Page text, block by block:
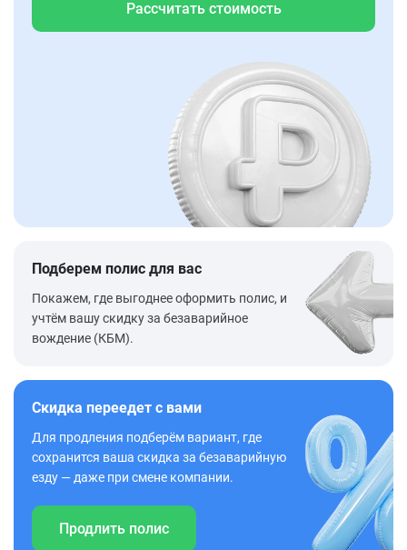
Рассчитать стоимость
Подберем полис для вас
Покажем, где выгоднее оформить полис, и
учтём вашу скидку за безаварийное
вождение (КБМ).
Скидка переедет с вами
Для продления подберём вариант, где
сохранится ваша скидка за безаварийную
езду — даже при смене компании.
Продлить полис